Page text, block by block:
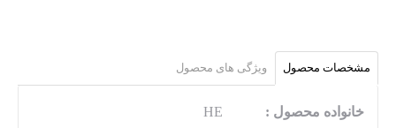
مشخصات محصول ویژگی های محصول
خانواده محصول :
HE